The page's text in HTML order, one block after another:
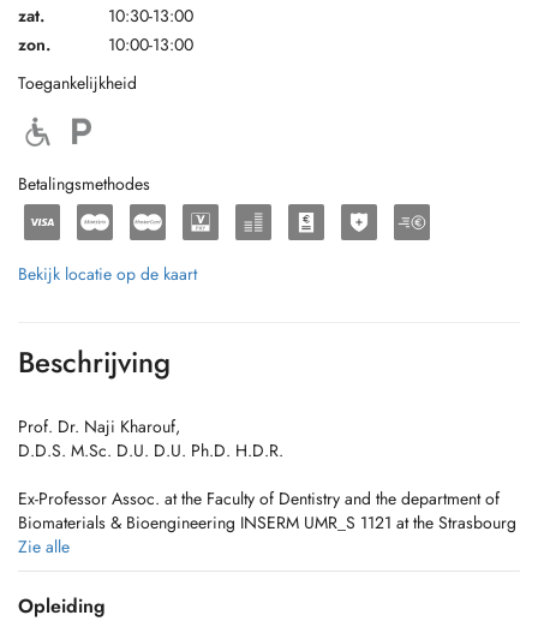
zat.
10:30-13:00
zon.
10:00-13:00
Toegankelijkheid
Betalingsmethodes
Bekijk locatie op de kaart
Beschrijving
Prof. Dr. Naji Kharouf,
D.D.S. M.Sc. D.U. D.U. Ph.D. H.D.R.
Ex-Professor Assoc. at the Faculty of Dentistry and the department of
Biomaterials & Bioengineering INSERM UMR_S 1121 at the Strasbourg
University, France
Endodontiste in a private clinic in Hollerich/Luxembourg.
Zie alle
Opleiding